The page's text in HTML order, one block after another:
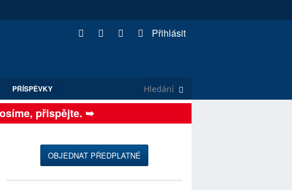
Přihlásit
PŘÍSPĚVKY
přispějte. ➥
OBJEDNAT PŘEDPLATNÉ